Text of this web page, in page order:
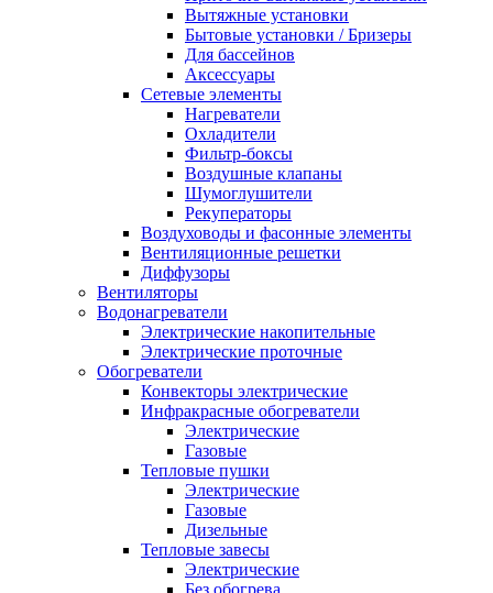
Вытяжные установки
Бытовые установки / Бризеры
Для бассейнов
Аксессуары
Сетевые элементы
Нагреватели
Охладители
Фильтр-боксы
Воздушные клапаны
Шумоглушители
Рекуператоры
Воздуховоды и фасонные элементы
Вентиляционные решетки
Диффузоры
Вентиляторы
Водонагреватели
Электрические накопительные
Электрические проточные
Обогреватели
Конвекторы электрические
Инфракрасные обогреватели
Электрические
Газовые
Тепловые пушки
Электрические
Газовые
Дизельные
Тепловые завесы
Электрические
Без обогрева